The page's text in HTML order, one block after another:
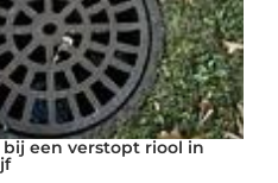
een verstopt riool in